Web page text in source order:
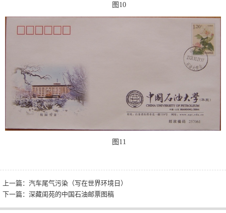
图10
图11
上一篇： 汽车尾气污染（写在世界环境日）
下一篇： 深藏闺苑的中国石油邮票图稿